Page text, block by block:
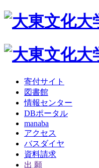
寄付サイト
図書館
情報センター
DBポータル
manaba
アクセス
バスダイヤ
資料請求
出 願